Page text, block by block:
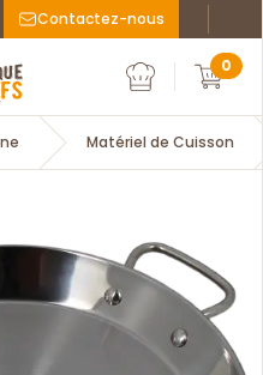
Contactez-nous
des chefs
Mon compte
Mon
0
Matériel de Cuisson